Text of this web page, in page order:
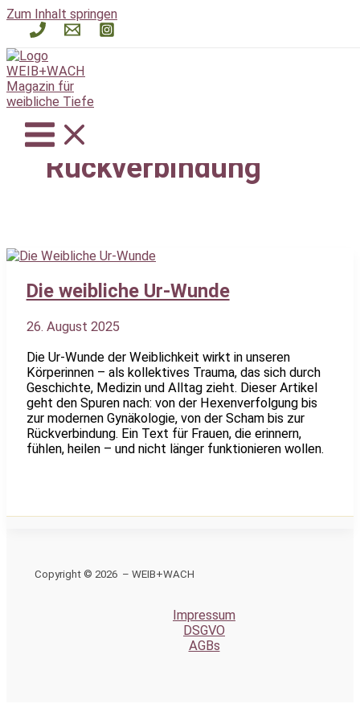
Zum Inhalt springen
Rückverbindung
Die weibliche Ur-Wunde
26. August 2025
Die Ur-Wunde der Weiblichkeit wirkt in unseren
Körperinnen – als kollektives Trauma, das sich durch
Geschichte, Medizin und Alltag zieht. Dieser Artikel
geht den Spuren nach: von der Hexenverfolgung bis
zur modernen Gynäkologie, von der Scham bis zur
Rückverbindung. Ein Text für Frauen, die erinnern,
fühlen, heilen – und nicht länger funktionieren wollen.
Copyright © 2026 – WEIB+WACH
Impressum
DSGVO
AGBs